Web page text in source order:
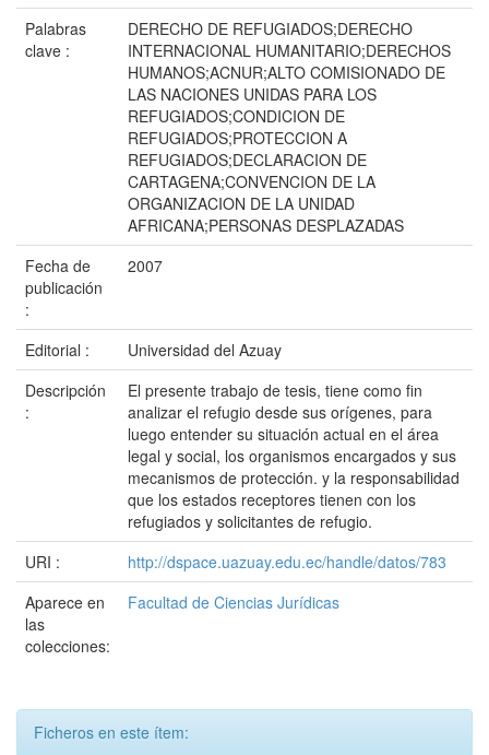
Palabras
clave :
DERECHO DE REFUGIADOS;DERECHO
INTERNACIONAL HUMANITARIO;DERECHOS
HUMANOS;ACNUR;ALTO COMISIONADO DE
LAS NACIONES UNIDAS PARA LOS
REFUGIADOS;CONDICION DE
REFUGIADOS;PROTECCION A
REFUGIADOS;DECLARACION DE
CARTAGENA;CONVENCION DE LA
ORGANIZACION DE LA UNIDAD
AFRICANA;PERSONAS DESPLAZADAS
Fecha de
publicación
:
2007
Editorial :
Universidad del Azuay
Descripción
:
El presente trabajo de tesis, tiene como fin
analizar el refugio desde sus orígenes, para
luego entender su situación actual en el área
legal y social, los organismos encargados y sus
mecanismos de protección. y la responsabilidad
que los estados receptores tienen con los
refugiados y solicitantes de refugio.
URI :
http://dspace.uazuay.edu.ec/handle/datos/783
Aparece en
las
colecciones:
Facultad de Ciencias Jurídicas
Ficheros en este ítem: